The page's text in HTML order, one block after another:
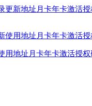
更新地址月卡年卡激活
用地址月卡年卡激活授